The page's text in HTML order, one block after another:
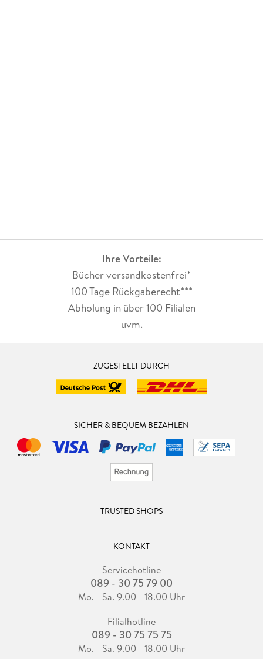
Ihre Vorteile:
Bücher versandkostenfrei*
100 Tage Rückgaberecht***
Abholung in über 100 Filialen
uvm.
ZUGESTELLT DURCH
SICHER & BEQUEM BEZAHLEN
TRUSTED SHOPS
KONTAKT
Servicehotline
089 - 30 75 79 00
Mo. - Sa. 9.00 - 18.00 Uhr
Filialhotline
089 - 30 75 75 75
Mo. - Sa. 9.00 - 18.00 Uhr